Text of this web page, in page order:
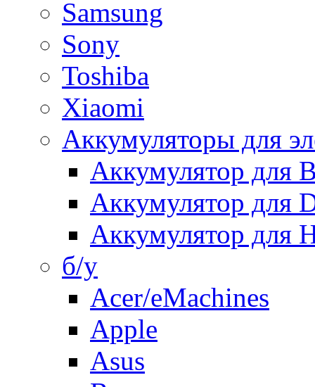
Samsung
Sony
Toshiba
Xiaomi
Аккумуляторы для
Аккумулятор для
Аккумулятор для
Аккумулятор для
б/у
Acer/eMachines
Apple
Asus